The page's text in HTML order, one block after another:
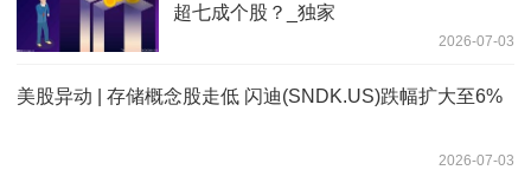
超七成个股？_独家
2026-07-03
美股异动 | 存储概念股走低 闪迪(SNDK.US)跌幅扩大至6%
2026-07-03